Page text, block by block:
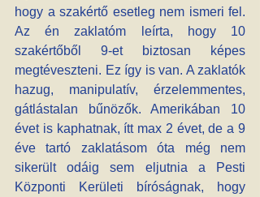
hogy a szakértő esetleg nem ismeri fel.
Az én zaklatóm leírta, hogy 10
szakértőből 9-et biztosan képes
megtéveszteni. Ez így is van. A zaklatók
hazug, manipulatív, érzelemmentes,
gátlástalan bűnözők. Amerikában 10
évet is kaphatnak, ítt max 2 évet, de a 9
éve tartó zaklatásom óta még nem
sikerült odáig sem eljutnia a Pesti
Központi Kerületi bíróságnak, hogy